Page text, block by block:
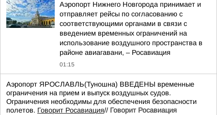
Аэропорт Нижнего Новгорода принимает и
отправляет рейсы по согласованию с
соответствующими органами в связи с
введением временных ограничений на
использование воздушного пространства в
районе авиагавани, – Росавиация
01:15
Аэропорт ЯРОСЛАВЛЬ(Туношна) ВВЕДЕНЫ временные
ограничения на прием и выпуск воздушных судов.
Ограничения необходимы для обеспечения безопасности
полетов. Говорит Росавиация// Говорит Росавиация